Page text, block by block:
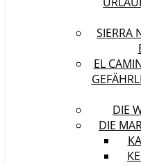
SIERRA
EL
DIE
DIE